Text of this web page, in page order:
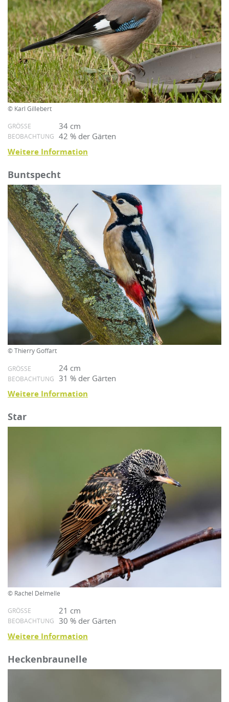
© Karl Gillebert
GRÖSSE 34 cm
BEOBACHTUNG 42 % der Gärten
Weitere Information
Buntspecht
© Thierry Goffart
GRÖSSE 24 cm
BEOBACHTUNG 31 % der Gärten
Weitere Information
Star
© Rachel Delmelle
GRÖSSE 21 cm
BEOBACHTUNG 30 % der Gärten
Weitere Information
Heckenbraunelle